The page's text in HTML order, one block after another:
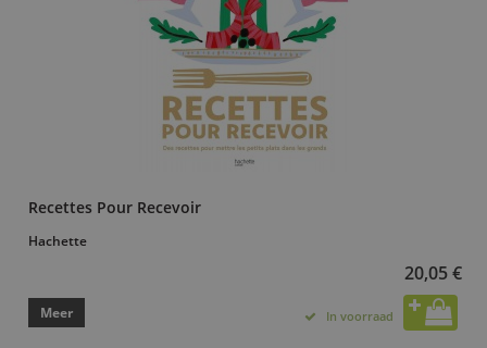
Recettes Pour Recevoir
Hachette
20,05 €
Meer In voorraad